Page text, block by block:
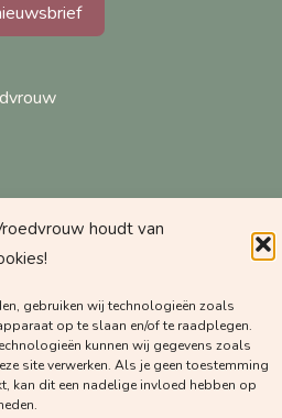
houdt van
gebruiken wij technologieën zoals
op te slaan en/of te raadplegen.
kunnen wij gegevens zoals
site verwerken. Als je geen toestemming
kan dit een nadelige invloed hebben op
een review achter!
vragen